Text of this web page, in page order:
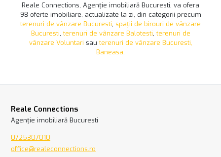
Reale Connections, Agenție imobiliară Bucuresti, va ofera
98 oferte imobiliare, actualizate la zi, din categorii precum
terenuri de vânzare Bucuresti, spații de birouri de vânzare
Bucuresti,terenuri de vânzare Balotesti,terenuri de
vânzare Voluntari sauterenuri de vânzare Bucuresti,
Baneasa.
Reale Connections
Agenție imobiliară Bucuresti
0725307010
office@realeconnections.ro